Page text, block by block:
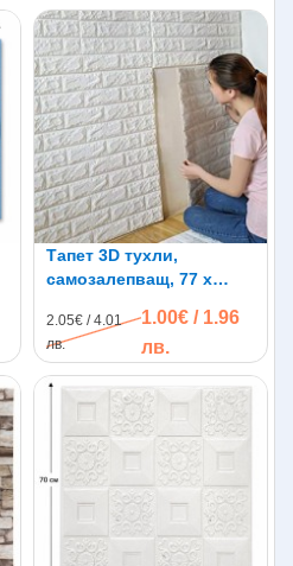
Тапет 3D тухли,
самозалепващ, 77 х
2.05€ / 4.01
лв.
1.00€ / 1.96
лв.